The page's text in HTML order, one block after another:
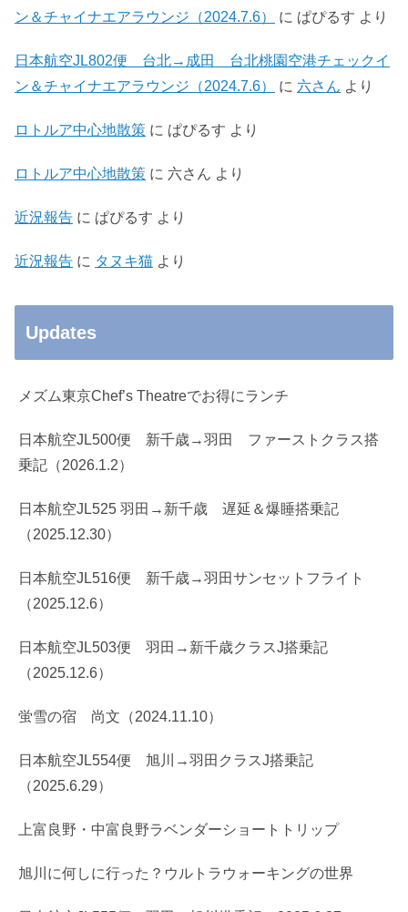
ン＆チャイナエアラウンジ（2024.7.6）
に ぱぴるす より
日本航空JL802便 台北→成田 台北桃園空港チェックイ
ン＆チャイナエアラウンジ（2024.7.6）
に 六さん より
ロトルア中心地散策 に ぱぴるす より
ロトルア中心地散策 に 六さん より
近況報告 に ぱぴるす より
近況報告 に タヌキ猫 より
Updates
メズム東京Chef’s Theatreでお得にランチ
日本航空JL500便 新千歳→羽田 ファーストクラス搭
乗記（2026.1.2）
日本航空JL525 羽田→新千歳 遅延＆爆睡搭乗記
（2025.12.30）
日本航空JL516便 新千歳→羽田サンセットフライト
（2025.12.6）
日本航空JL503便 羽田→新千歳クラスJ搭乗記
（2025.12.6）
蛍雪の宿 尚文（2024.11.10）
日本航空JL554便 旭川→羽田クラスJ搭乗記
（2025.6.29）
上富良野・中富良野ラベンダーショートトリップ
旭川に何しに行った？ウルトラウォーキングの世界